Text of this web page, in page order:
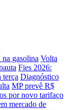
gasolina Volta
Fies 2026:
terça Diagnóstico
MP prevê R$
por novo tarifaço
mercado de